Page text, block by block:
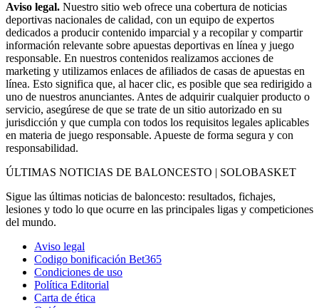
Aviso legal. Nuestro sitio web ofrece una cobertura de noticias
deportivas nacionales de calidad, con un equipo de expertos
dedicados a producir contenido imparcial y a recopilar y compartir
información relevante sobre apuestas deportivas en línea y juego
responsable. En nuestros contenidos realizamos acciones de
marketing y utilizamos enlaces de afiliados de casas de apuestas en
línea. Esto significa que, al hacer clic, es posible que sea redirigido a
uno de nuestros anunciantes. Antes de adquirir cualquier producto o
servicio, asegúrese de que se trate de un sitio autorizado en su
jurisdicción y que cumpla con todos los requisitos legales aplicables
en materia de juego responsable. Apueste de forma segura y con
responsabilidad.
ÚLTIMAS NOTICIAS DE BALONCESTO | SOLOBASKET
Sigue las últimas noticias de baloncesto: resultados, fichajes,
lesiones y todo lo que ocurre en las principales ligas y competiciones
del mundo.
Aviso legal
Codigo bonificación Bet365
Condiciones de uso
Política Editorial
Carta de ética